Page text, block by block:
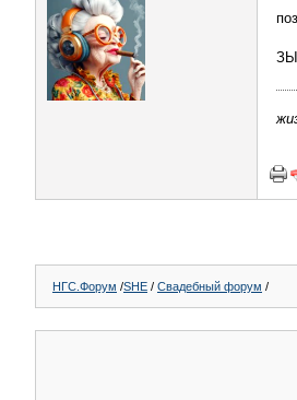
НГС.Форум /SHE / Свадебный форум /